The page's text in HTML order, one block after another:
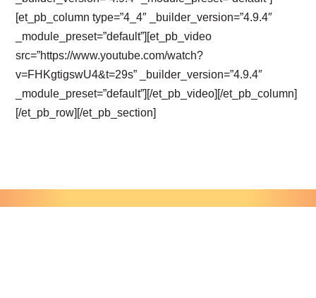
[et_pb_column type=”4_4″ _builder_version=”4.9.4″
_module_preset=”default”][et_pb_video
src=”https://www.youtube.com/watch?
v=FHKgtigswU4&t=29s” _builder_version=”4.9.4″
_module_preset=”default”][/et_pb_video][/et_pb_column]
[/et_pb_row][/et_pb_section]